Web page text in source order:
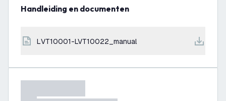
Handleiding en documenten
LVT10001-LVT10022_manual